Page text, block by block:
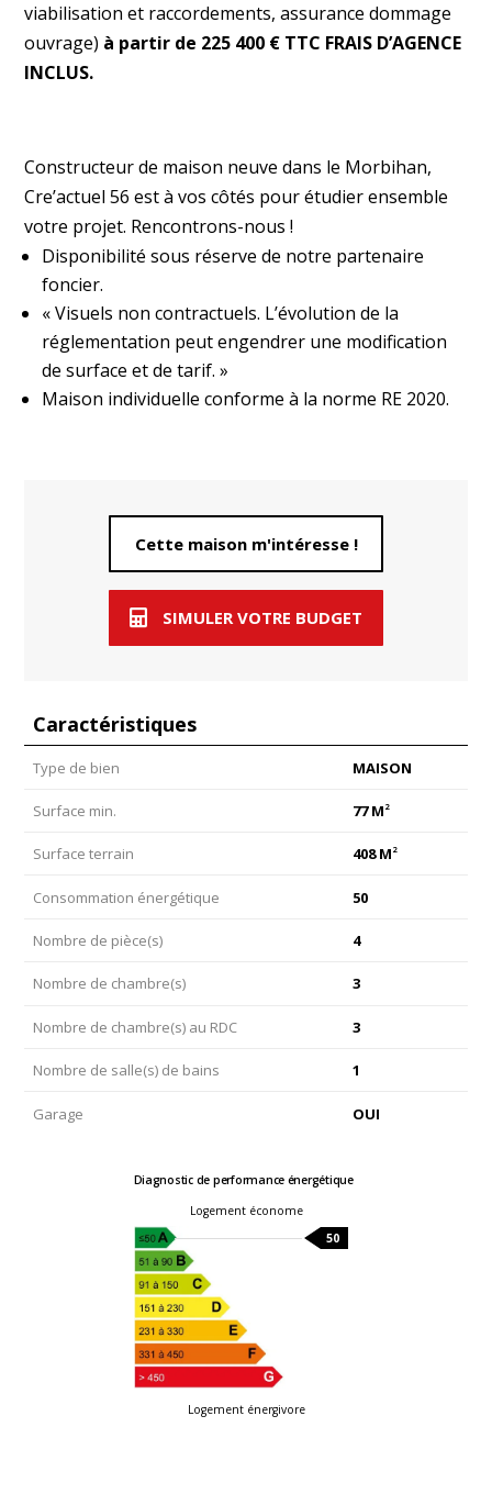
viabilisation et raccordements, assurance dommage
ouvrage) à partir de 225 400 € TTC FRAIS D’AGENCE
INCLUS.
Constructeur de maison neuve dans le Morbihan,
Cre’actuel 56 est à vos côtés pour étudier ensemble
votre projet. Rencontrons-nous !
Disponibilité sous réserve de notre partenaire
foncier.
« Visuels non contractuels. L’évolution de la
réglementation peut engendrer une modification
de surface et de tarif. »
Maison individuelle conforme à la norme RE 2020.
Cette maison m'intéresse !
SIMULER VOTRE BUDGET
Caractéristiques
Type de bien MAISON
Surface min. 77 M 2
Surface terrain 408 M 2
Consommation énergétique 50
Nombre de pièce(s) 4
Nombre de chambre(s) 3
Nombre de chambre(s) au RDC 3
Nombre de salle(s) de bains 1
Garage OUI
Diagnostic de performance énergétique
Logement économe
50
Logement énergivore